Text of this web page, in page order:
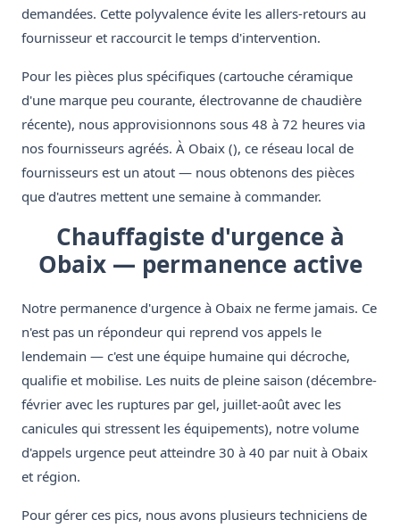
demandées. Cette polyvalence évite les allers-retours au
fournisseur et raccourcit le temps d'intervention.
Pour les pièces plus spécifiques (cartouche céramique
d'une marque peu courante, électrovanne de chaudière
récente), nous approvisionnons sous 48 à 72 heures via
nos fournisseurs agréés. À Obaix (), ce réseau local de
fournisseurs est un atout — nous obtenons des pièces
que d'autres mettent une semaine à commander.
Chauffagiste d'urgence à
Obaix — permanence active
Notre permanence d'urgence à Obaix ne ferme jamais. Ce
n'est pas un répondeur qui reprend vos appels le
lendemain — c'est une équipe humaine qui décroche,
qualifie et mobilise. Les nuits de pleine saison (décembre-
février avec les ruptures par gel, juillet-août avec les
canicules qui stressent les équipements), notre volume
d'appels urgence peut atteindre 30 à 40 par nuit à Obaix
et région.
Pour gérer ces pics, nous avons plusieurs techniciens de